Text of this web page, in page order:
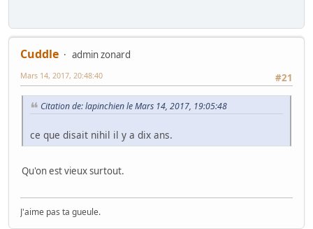
Cuddle
admin zonard
#21
Mars 14, 2017, 20:48:40
Citation de: lapinchien le Mars 14, 2017, 19:05:48
ce que disait nihil il y a dix ans.
Qu'on est vieux surtout.
J'aime pas ta gueule.